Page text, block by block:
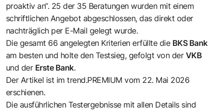
proaktiv an“. 25 der 35 Beratungen wurden mit einem
schriftlichen Angebot abgeschlossen, das direkt oder
nachträglich per E-Mail gelegt wurde.
Die gesamt 66 angelegten Kriterien erfüllte die BKS Bank
am besten und holte den Testsieg, gefolgt von der VKB
und der Erste Bank.
Der Artikel ist im trend.PREMIUM vom 22. Mai 2026
erschienen.
Die ausführlichen Testergebnisse mit allen Details sind